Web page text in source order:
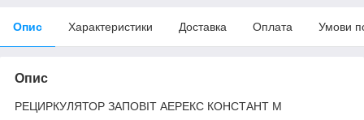
Опис Характеристики Доставка Оплата Умови
Опис
РЕЦИРКУЛЯТОР ЗАПОВІТ АЕРЕКС КОНСТАНТ М